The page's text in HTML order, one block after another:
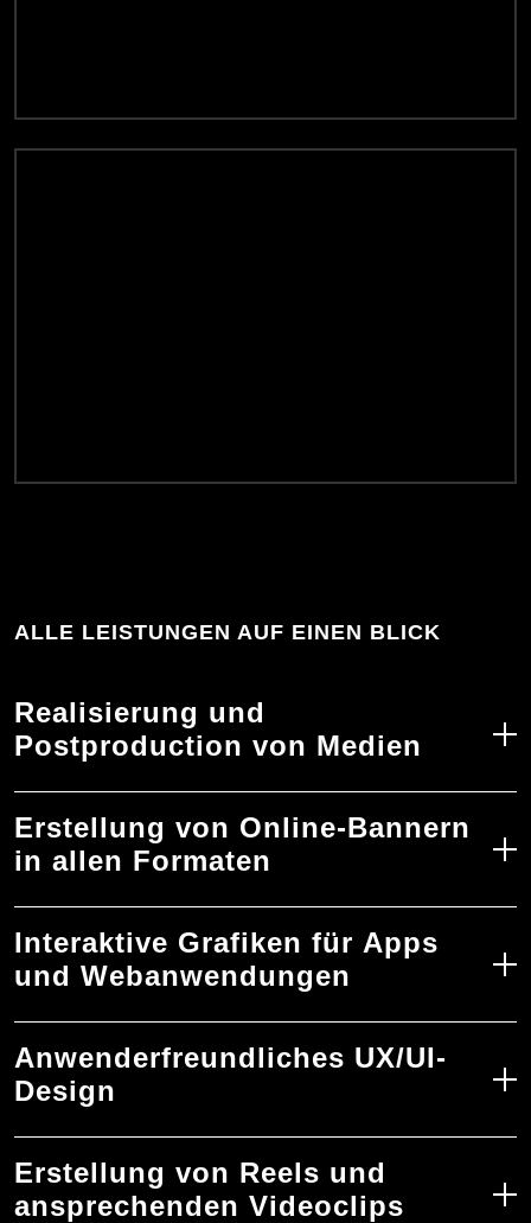
ALLE LEISTUNGEN AUF EINEN BLICK
Realisierung und
Postproduction von Medien
Erstellung von Online-Bannern
in allen Formaten
Interaktive Grafiken für Apps
und Webanwendungen
Anwenderfreundliches UX/UI-
Design
Erstellung von Reels und
ansprechenden Videoclips